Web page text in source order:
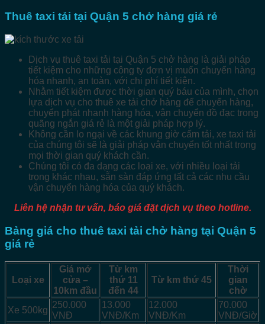
Thuê taxi tải tại Quận 5 chở hàng giá rẻ
Dịch vụ thuê taxi tải tại Quận 5 chở hàng là giải pháp
tiết kiệm cho những công ty đơn vị muốn chuyển hàng
hóa nhanh, an toàn, với chi phí tiết kiện.
Nhằm tiết kiệm được thời gian quý báu của mình, chọn
lựa dịch vụ cho thuê xe tải chở hàng để chuyển hàng,
chuyển phát nhanh hàng hóa, vận chuyển đồ đạc trong
quãng ngắn giá rẻ là một giải pháp hợp lý.
Không cần lo ngại về các khung giờ cấm tải, xe taxi tải
của chúng tôi sẽ là giải pháp vận chuyển tốt nhất trọng
mọi thời gian quý khách cần.
Chúng tôi có đa dạng các loại xe, với nhiều loại tải
trọng khác nhau, sẵn sàn đáp ứng tất cả các nhu cầu
vận chuyển hàng hóa của quý khách.
Liên hệ nhận tư vấn, báo giá đặt dịch vụ theo hotline.
Bảng giá cho thuê taxi tải chở hàng tại Quận 5
giá rẻ
Loại xe
Giá mở
cửa –
10km đầu
Từ km
thứ 11
đến 44
Từ km thứ 45
Thời
gian
chờ
Xe 500kg
250.000
VNĐ
13.000
VNĐ/Km
12.000
VNĐ/Km
70.000
VNĐ/Giờ